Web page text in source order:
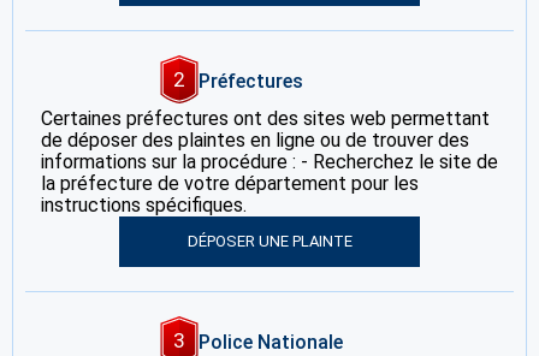
2
Préfectures
Certaines préfectures ont des sites web permettant
de déposer des plaintes en ligne ou de trouver des
informations sur la procédure : - Recherchez le site de
la préfecture de votre département pour les
instructions spécifiques.
DÉPOSER UNE PLAINTE
3
Police Nationale